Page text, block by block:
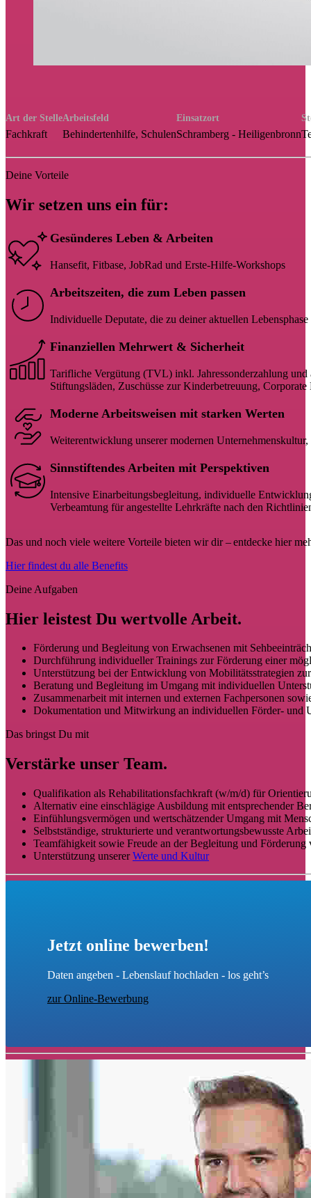
Art der Stelle
Fachkraft
Arbeitsfeld
Behindertenhilfe, Schulen
Einsatzort
Schramberg - Heiligenbronn
Deine Vorteile
Wir setzen uns ein für:
Gesünderes Leben & Arbeiten
Hansefit, Fitbase, JobRad und Erste-Hilfe-Workshops
Arbeitszeiten, die zum Leben passen
Individuelle Deputate, die zu deiner aktuellen
Finanziellen Mehrwert & Sicherheit
Tarifliche Vergütung (TVL) inkl. Jahressonderzahlung und
Stiftungsläden, Zuschüsse zur Kinderbetreuung, Corporate
Moderne Arbeitsweisen mit starken Werten
Weiterentwicklung unserer modernen
Sinnstiftendes Arbeiten mit Perspektiven
Intensive Einarbeitungsbegleitung, individuelle
Verbeamtung für angestellte Lehrkräfte nach den
Das und noch viele weitere Vorteile bieten wir dir – entdecke hier
Hier findest du alle Benefits
Deine Aufgaben
Hier leistest Du wertvolle Arbeit.
Förderung und Begleitung von Erwachsenen mit
Durchführung individueller Trainings zur Förderung einer
Unterstützung bei der Entwicklung von Mobilitätsstrategien
Beratung und Begleitung im Umgang mit individuellen
Zusammenarbeit mit internen und externen Fachpersonen
Dokumentation und Mitwirkung an individuellen Förder- und
Das bringst Du mit
Verstärke unser Team.
Qualifikation als Rehabilitationsfachkraft (w/m/d) für
Alternativ eine einschlägige Ausbildung mit entsprechender
Einfühlungsvermögen und wertschätzender Umgang mit
Selbstständige, strukturierte und verantwortungsbewusste
Teamfähigkeit sowie Freude an der Begleitung und Förderung
Unterstützung unsererWerte und Kultur
Jetzt online bewerben!
Daten angeben - Lebenslauf hochladen - los geht’s
zur Online-Bewerbung